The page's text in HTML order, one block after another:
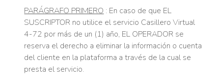
PARÁGRAFO PRIMERO : En caso de que EL
SUSCRIPTOR no utilice el servicio Casillero Virtual
4-72 por más de un (1) año, EL OPERADOR se
reserva el derecho a eliminar la información o cuenta
del cliente en la plataforma a través de la cual se
presta el servicio.